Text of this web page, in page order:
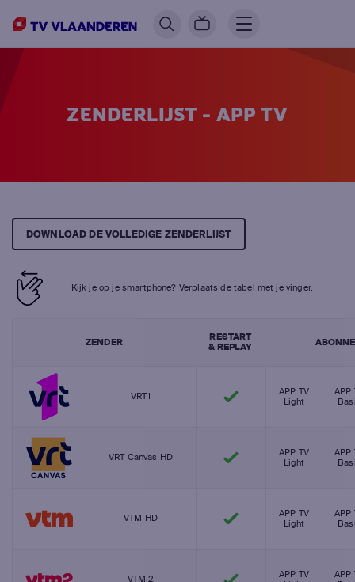
ZENDERLIJST - APP TV
DOWNLOAD DE VOLLEDIGE ZENDERLIJST
Kijk je op je smartphone? Verplaats de tabel met je vinger.
ZENDER
RESTART
& REPLAY
VRT1
APP TV
Light
APP
VRT Canvas HD
APP TV
Light
APP
VTM HD
APP TV
Light
APP
VTM 2
APP TV
APP